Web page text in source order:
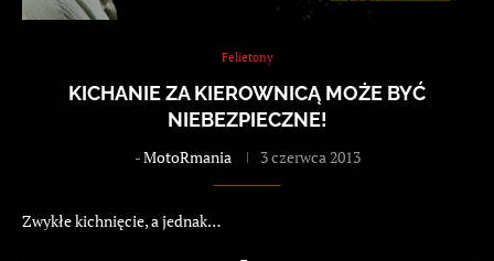
Felietony
KICHANIE ZA KIEROWNICĄ MOŻE BYĆ
NIEBEZPIECZNE!
-MotoRmania 3 czerwca 2013
Zwykłe kichnięcie, a jednak…